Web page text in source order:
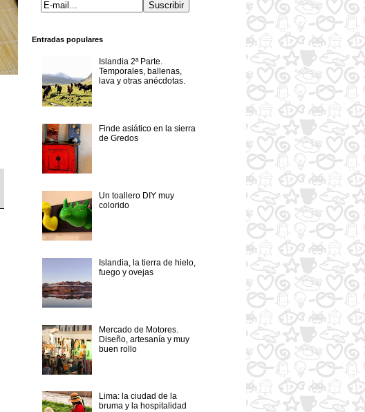
Entradas populares
Islandia 2ª Parte.
Temporales, ballenas,
lava y otras anécdotas.
Finde asiático en la sierra
de Gredos
Un toallero DIY muy
colorido
Islandia, la tierra de hielo,
fuego y ovejas
Mercado de Motores.
Diseño, artesanía y muy
buen rollo
Lima: la ciudad de la
bruma y la hospitalidad